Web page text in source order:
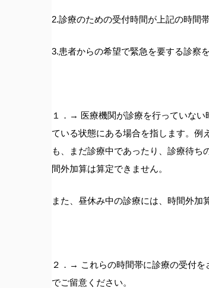
2.診療のための受付時間が上記の時間
3.患者からの希望で緊急を要する診察
１．→ 医療機関が診療を行っていな
ている状態にある場合を指します。例
も、まだ診療中であったり、診療待
間外加算は算定できません。
また、昼休み中の診療には、時間外加
２．→ これらの時間帯に診療の受付
でご留意ください。